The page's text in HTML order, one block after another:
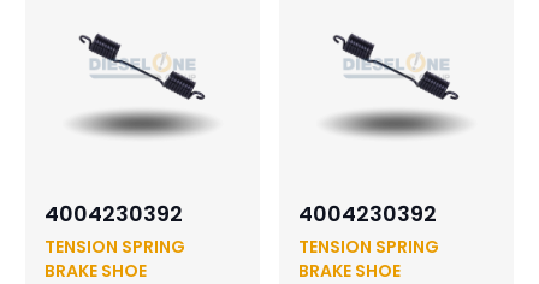
4004230392
TENSION SPRING
BRAKE SHOE
4004230392
TENSION SPRING
BRAKE SHOE